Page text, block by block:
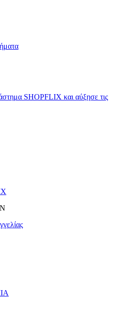
SHOPFLIX και αύξησε τις